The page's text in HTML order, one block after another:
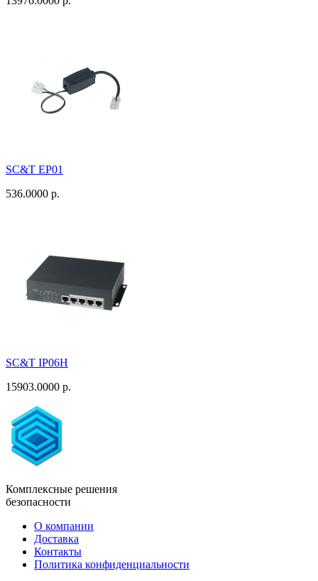
SC&T EP01
536.0000 р.
SC&T IP06H
15903.0000 р.
Комплексные решения
безопасности
О компании
Доставка
Контакты
Политика конфиденциальности